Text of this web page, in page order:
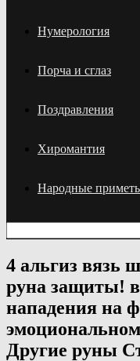
Нумерология
Порча и сглаз
Поздравления
Хиромантия
Народные
4 альгиз вязь
руна защиты!
нападения на
Другие руны